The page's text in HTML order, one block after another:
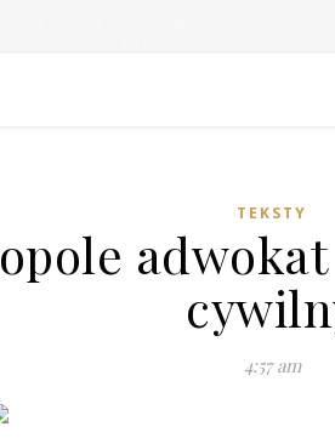
TEKSTY
opole
4:57 am